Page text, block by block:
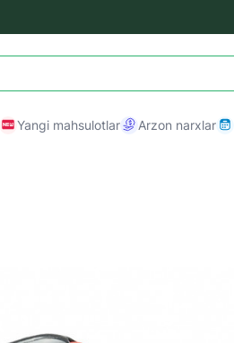
Yangi mahsulotlar Arzon narxlar